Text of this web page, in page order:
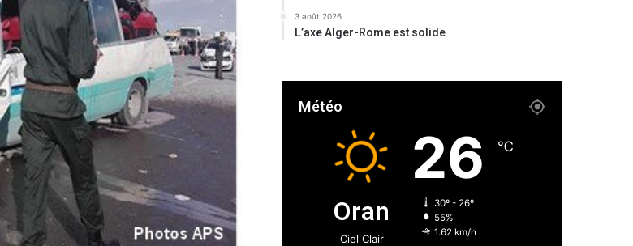
3 août 2026
L’axe Alger-Rome est solide
Météo
Oran
Ciel Clair
26 ℃
30º - 26º
55%
1.62 km/h